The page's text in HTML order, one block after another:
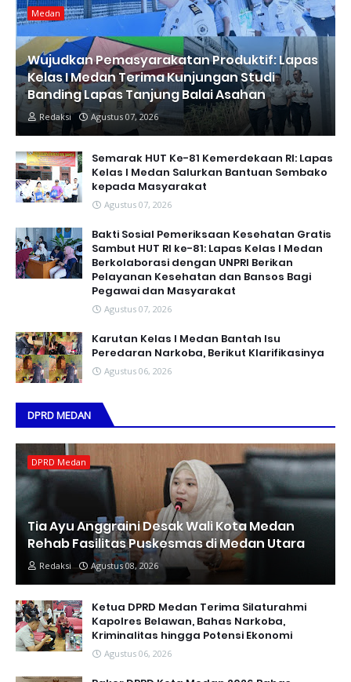
Medan
Wujudkan Pemasyarakatan Produktif: Lapas
Kelas I Medan Terima Kunjungan Studi
Banding Lapas Tanjung Balai Asahan
Redaksi Agustus 07, 2026
Semarak HUT Ke-81 Kemerdekaan RI: Lapas
Kelas I Medan Salurkan Bantuan Sembako
kepada Masyarakat
Agustus 07, 2026
Bakti Sosial Pemeriksaan Kesehatan Gratis
Sambut HUT RI ke-81: Lapas Kelas I Medan
Berkolaborasi dengan UNPRI Berikan
Pelayanan Kesehatan dan Bansos Bagi
Pegawai dan Masyarakat
Agustus 07, 2026
Karutan Kelas I Medan Bantah Isu
Peredaran Narkoba, Berikut Klarifikasinya
Agustus 06, 2026
DPRD MEDAN
DPRD Medan
Tia Ayu Anggraini Desak Wali Kota Medan
Rehab Fasilitas Puskesmas di Medan Utara
Redaksi Agustus 08, 2026
Ketua DPRD Medan Terima Silaturahmi
Kapolres Belawan, Bahas Narkoba,
Kriminalitas hingga Potensi Ekonomi
Agustus 06, 2026